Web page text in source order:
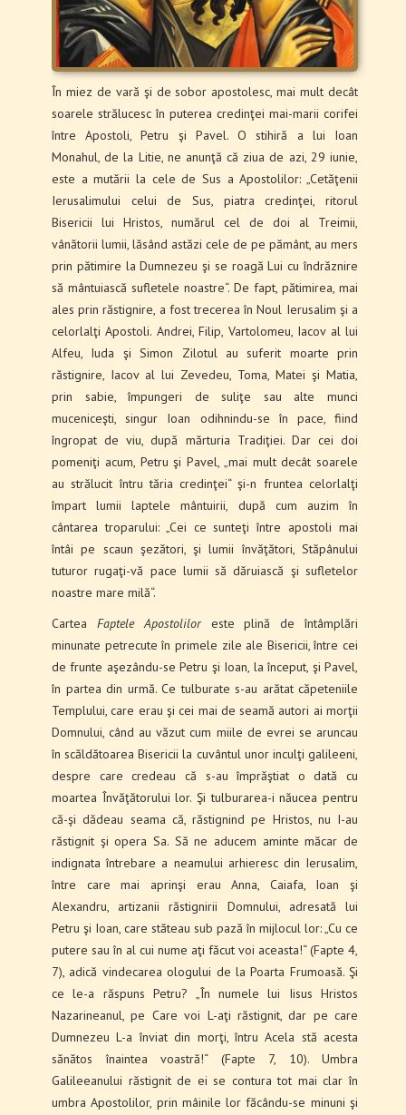
În miez de vară şi de sobor apostolesc, mai mult decât
soarele strălucesc în puterea credinţei mai-marii corifei
între Apostoli, Petru şi Pavel. O stihiră a lui Ioan
Monahul, de la Litie, ne anunţă că ziua de azi, 29 iunie,
este a mutării la cele de Sus a Apostolilor: „Cetăţenii
Ierusalimului celui de Sus, piatra credinţei, ritorul
Bisericii lui Hristos, numărul cel de doi al Treimii,
vânătorii lumii, lăsând astăzi cele de pe pământ, au mers
prin pătimire la Dumnezeu şi se roagă Lui cu îndrăznire
să mântuiască sufletele noastre“. De fapt, pătimirea, mai
ales prin răstignire, a fost trecerea în Noul Ierusalim şi a
celorlalţi Apostoli. Andrei, Filip, Vartolomeu, Iacov al lui
Alfeu, Iuda şi Simon Zilotul au suferit moarte prin
răstignire, Iacov al lui Zevedeu, Toma, Matei şi Matia,
prin sabie, împungeri de suliţe sau alte munci
muceniceşti, singur Ioan odihnindu-se în pace, fiind
îngropat de viu, după mărturia Tradiţiei. Dar cei doi
pomeniţi acum, Petru şi Pavel, „mai mult decât soarele
au strălucit întru tăria credinţei“ şi-n fruntea celorlalţi
împart lumii laptele mântuirii, după cum auzim în
cântarea troparului: „Cei ce sunteţi între apostoli mai
întâi pe scaun şezători, şi lumii învăţători, Stăpânului
tuturor rugaţi-vă pace lumii să dăruiască şi sufletelor
noastre mare milă“.
Cartea Faptele Apostoliloreste plină de întâmplări
minunate petrecute în primele zile ale Bisericii, între cei
de frunte aşezându-se Petru şi Ioan, la început, şi Pavel,
în partea din urmă. Ce tulburate s-au arătat căpeteniile
Templului, care erau şi cei mai de seamă autori ai morţii
Domnului, când au văzut cum miile de evrei se aruncau
în scăldătoarea Bisericii la cuvântul unor inculţi galileeni,
despre care credeau că s-au împrăştiat o dată cu
moartea Învăţătorului lor. Şi tulburarea-i năucea pentru
că-şi dădeau seama că, răstignind pe Hristos, nu I-au
răstignit şi opera Sa. Să ne aducem aminte măcar de
indignata întrebare a neamului arhieresc din Ierusalim,
între care mai aprinşi erau Anna, Caiafa, Ioan şi
Alexandru, artizanii răstignirii Domnului, adresată lui
Petru şi Ioan, care stăteau sub pază în mijlocul lor: „Cu ce
putere sau în al cui nume aţi făcut voi aceasta!“ (Fapte 4,
7), adică vindecarea ologului de la Poarta Frumoasă. Şi
ce le-a răspuns Petru? „În numele lui Iisus Hristos
Nazarineanul, pe Care voi L-aţi răstignit, dar pe care
Dumnezeu L-a înviat din morţi, întru Acela stă acesta
sănătos înaintea voastră!“ (Fapte 7, 10). Umbra
Galileeanului răstignit de ei se contura tot mai clar în
umbra Apostolilor, prin mâinile lor făcându-se minuni şi